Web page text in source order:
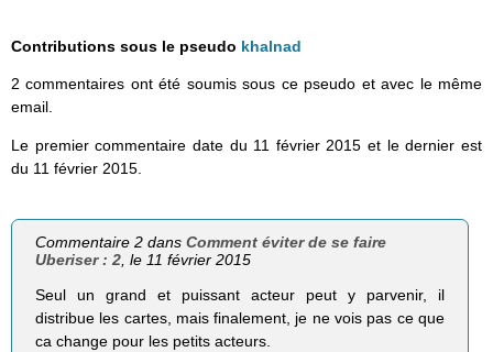
Contributions sous le pseudo khalnad
2 commentaires ont été soumis sous ce pseudo et avec le même
email.
Le premier commentaire date du 11 février 2015 et le dernier est
du 11 février 2015.
Commentaire 2 dansComment éviter de se faire
Uberiser : 2, le 11 février 2015
Seul un grand et puissant acteur peut y parvenir, il
distribue les cartes, mais finalement, je ne vois pas ce que
ca change pour les petits acteurs.